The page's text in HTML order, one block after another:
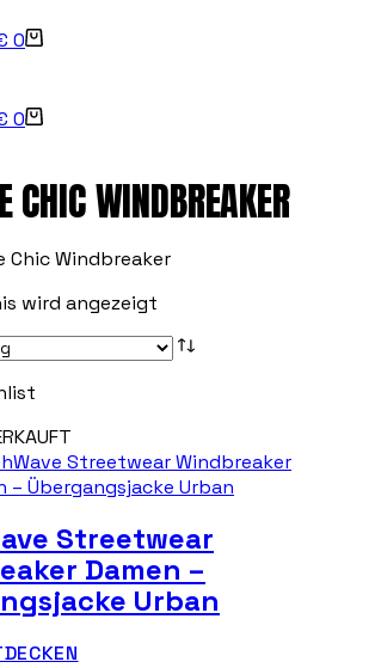
0
0
CHIC WINDBREAKER
Chic Windbreaker
wird angezeigt
Streetwear
Damen –
Urban